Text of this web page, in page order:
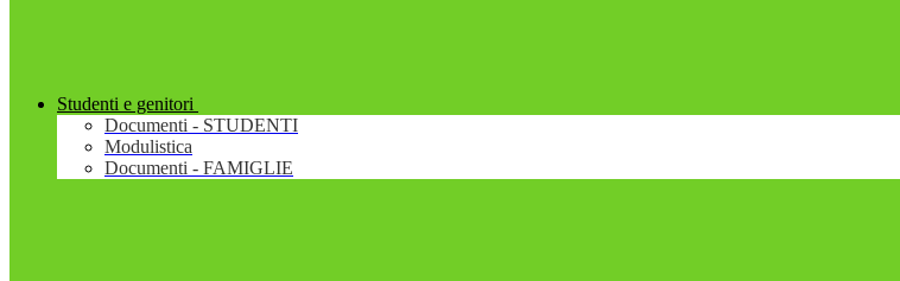
Studenti e genitori
Documenti - STUDENTI
Modulistica
Documenti - FAMIGLIE